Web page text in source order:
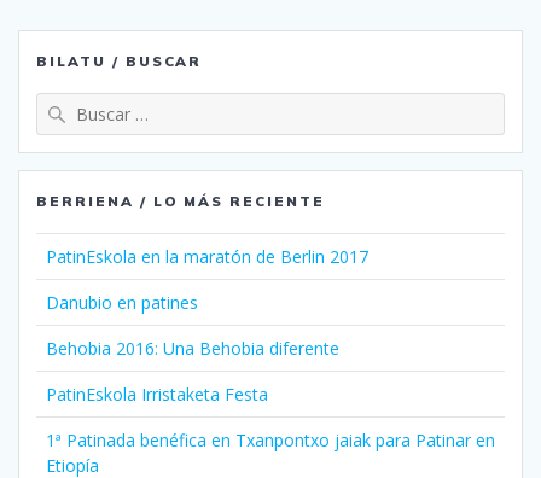
BILATU / BUSCAR
Buscar:
BERRIENA / LO MÁS RECIENTE
PatinEskola en la maratón de Berlin 2017
Danubio en patines
Behobia 2016: Una Behobia diferente
PatinEskola Irristaketa Festa
1ª Patinada benéfica en Txanpontxo jaiak para Patinar en
Etiopía